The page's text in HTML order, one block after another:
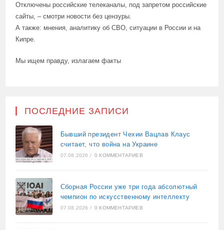
Отключены российские телеканалы, под запретом российские
сайты, – смотри новости без цензуры.
А также: мнения, аналитику об СВО, ситуации в России и на
Кипре.
Мы ищем правду, излагаем факты
ПОСЛЕДНИЕ ЗАПИСИ
Бывший президент Чехии Вацлав Клаус
считает, что война на Украине
07.08.2026 / 0 КОММЕНТАРИЕВ
Сборная России уже три года абсолютный
чемпион по искусственному интеллекту
07.08.2026 / 0 КОММЕНТАРИЕВ